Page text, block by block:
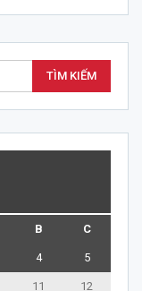
B C
4 5
11 12